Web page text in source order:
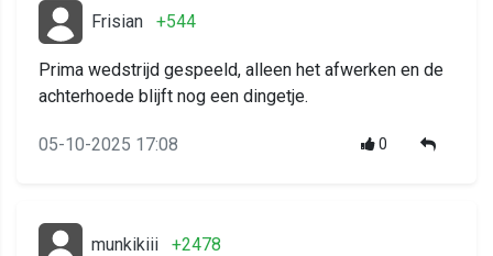
Frisian +544
Prima wedstrijd gespeeld, alleen het afwerken en de
achterhoede blijft nog een dingetje.
05-10-2025 17:08 0
munkikiii +2478